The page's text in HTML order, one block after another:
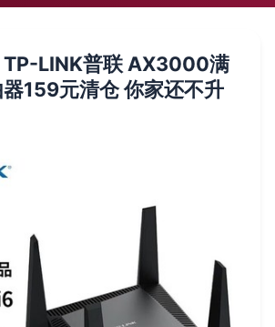
TP-LINK普联 AX3000满
159元清仓 你家还不升